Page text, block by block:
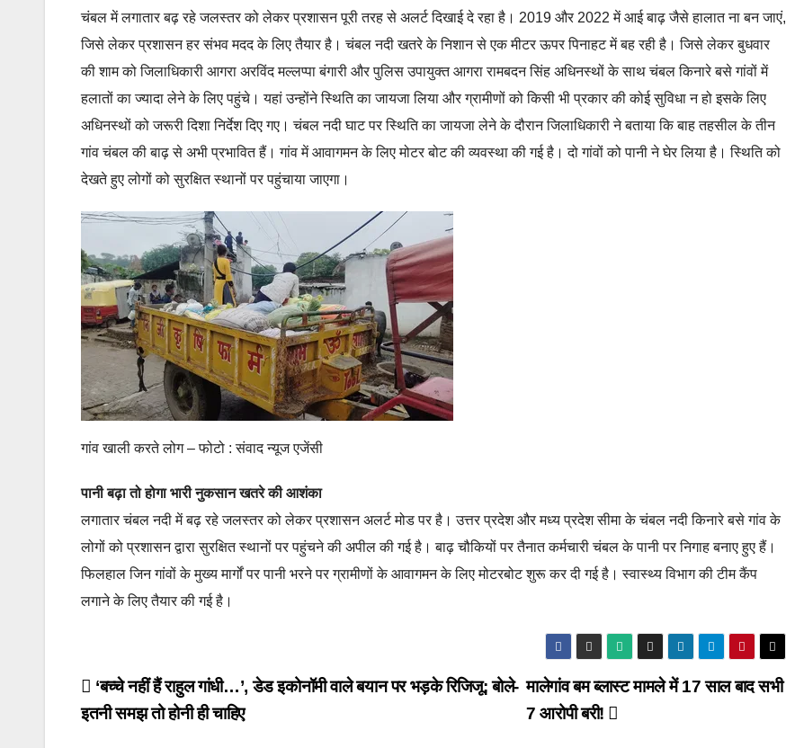
चंबल में लगातार बढ़ रहे जलस्तर को लेकर प्रशासन पूरी तरह से अलर्ट दिखाई दे रहा है। 2019 और 2022 में आई बाढ़ जैसे हालात ना बन जाएं,
जिसे लेकर प्रशासन हर संभव मदद के लिए तैयार है। चंबल नदी खतरे के निशान से एक मीटर ऊपर पिनाहट में बह रही है। जिसे लेकर बुधवार
की शाम को जिलाधिकारी आगरा अरविंद मल्लप्पा बंगारी और पुलिस उपायुक्त आगरा रामबदन सिंह अधिनस्थों के साथ चंबल किनारे बसे गांवों में
हलातों का ज्यादा लेने के लिए पहुंचे। यहां उन्होंने स्थिति का जायजा लिया और ग्रामीणों को किसी भी प्रकार की कोई सुविधा न हो इसके लिए
अधिनस्थों को जरूरी दिशा निर्देश दिए गए। चंबल नदी घाट पर स्थिति का जायजा लेने के दौरान जिलाधिकारी ने बताया कि बाह तहसील के तीन
गांव चंबल की बाढ़ से अभी प्रभावित हैं। गांव में आवागमन के लिए मोटर बोट की व्यवस्था की गई है। दो गांवों को पानी ने घेर लिया है। स्थिति को
देखते हुए लोगों को सुरक्षित स्थानों पर पहुंचाया जाएगा।
गांव खाली करते लोग – फोटो : संवाद न्यूज एजेंसी
पानी बढ़ा तो होगा भारी नुकसान खतरे की आशंका
लगातार चंबल नदी में बढ़ रहे जलस्तर को लेकर प्रशासन अलर्ट मोड पर है। उत्तर प्रदेश और मध्य प्रदेश सीमा के चंबल नदी किनारे बसे गांव के
लोगों को प्रशासन द्वारा सुरक्षित स्थानों पर पहुंचने की अपील की गई है। बाढ़ चौकियों पर तैनात कर्मचारी चंबल के पानी पर निगाह बनाए हुए हैं।
फिलहाल जिन गांवों के मुख्य मार्गों पर पानी भरने पर ग्रामीणों के आवागमन के लिए मोटरबोट शुरू कर दी गई है। स्वास्थ्य विभाग की टीम कैंप
लगाने के लिए तैयार की गई है।
Post
navigation
मालेगांव बम ब्लास्ट मामले में 17 साल बाद सभी
7 आरोपी बरी!
‘बच्चे नहीं हैं राहुल गांधी…’, डेड इकोनॉमी वाले बयान पर भड़के रिजिजू; बोले-
इतनी समझ तो होनी ही चाहिए